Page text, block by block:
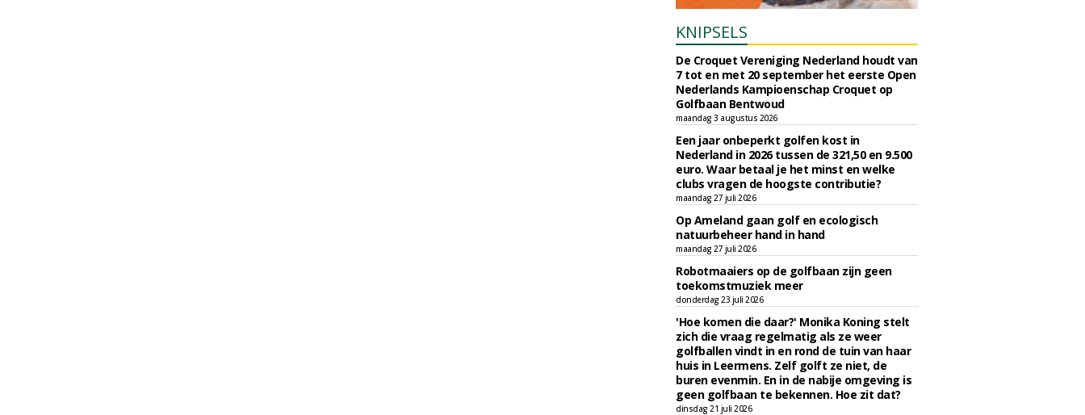
KNIPSELS
De Croquet Vereniging Nederland houdt van
7 tot en met 20 september het eerste Open
Nederlands Kampioenschap Croquet op
Golfbaan Bentwoud
maandag 3 augustus 2026
Een jaar onbeperkt golfen kost in
Nederland in 2026 tussen de 321,50 en 9.500
euro. Waar betaal je het minst en welke
clubs vragen de hoogste contributie?
maandag 27 juli 2026
Op Ameland gaan golf en ecologisch
natuurbeheer hand in hand
maandag 27 juli 2026
Robotmaaiers op de golfbaan zijn geen
toekomstmuziek meer
donderdag 23 juli 2026
'Hoe komen die daar?' Monika Koning stelt
zich die vraag regelmatig als ze weer
golfballen vindt in en rond de tuin van haar
huis in Leermens. Zelf golft ze niet, de
buren evenmin. En in de nabije omgeving is
geen golfbaan te bekennen. Hoe zit dat?
dinsdag 21 juli 2026